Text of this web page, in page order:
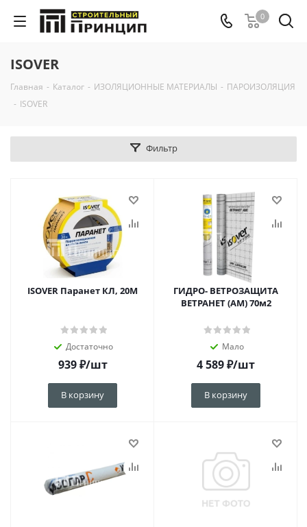
0
ISOVER
Главная - Каталог - ИЗОЛЯЦИОННЫЕ МАТЕРИАЛЫ - ПАРОИЗОЛЯЦИЯ
- ISOVER
Фильтр
ISOVER Паранет КЛ, 20М
Достаточно
939₽/шт
В корзину
ГИДРО- ВЕТРОЗАЩИТА
ВЕТРАНЕТ (АМ) 70м2
Мало
4 589₽/шт
В корзину